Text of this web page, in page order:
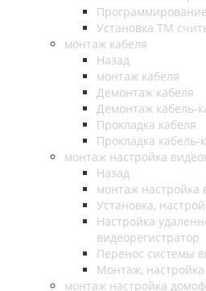
Установка ТМ
монтаж кабеля
Назад
монтаж кабеля
Демонтаж кабеля
Демонтаж кабель-
Прокладка кабеля
Прокладка кабель-
монтаж настройка
Назад
монтаж
Установка,
Настройка
видеорегистратор
Перенос системы
Монтаж,
монтаж настройка